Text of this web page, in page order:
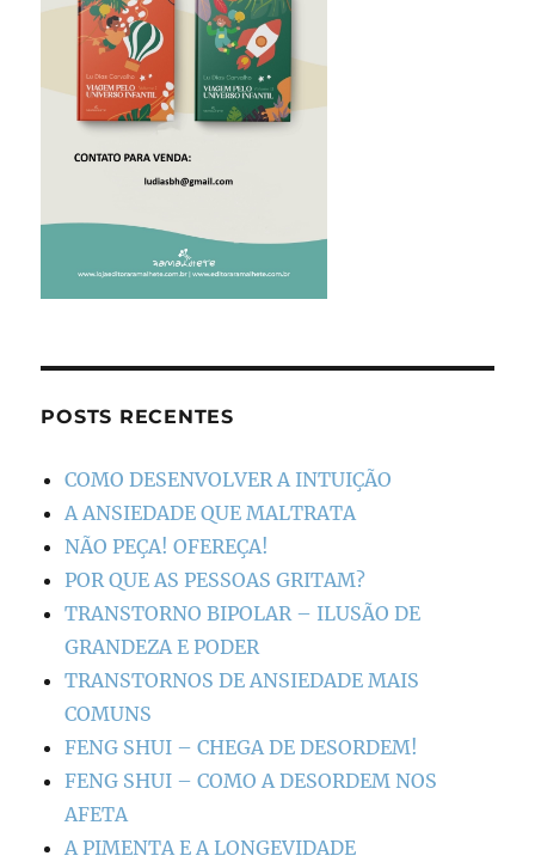
POSTS RECENTES
COMO DESENVOLVER A INTUIÇÃO
A ANSIEDADE QUE MALTRATA
NÃO PEÇA! OFEREÇA!
POR QUE AS PESSOAS GRITAM?
TRANSTORNO BIPOLAR – ILUSÃO DE
GRANDEZA E PODER
TRANSTORNOS DE ANSIEDADE MAIS
COMUNS
FENG SHUI – CHEGA DE DESORDEM!
FENG SHUI – COMO A DESORDEM NOS
AFETA
A PIMENTA E A LONGEVIDADE